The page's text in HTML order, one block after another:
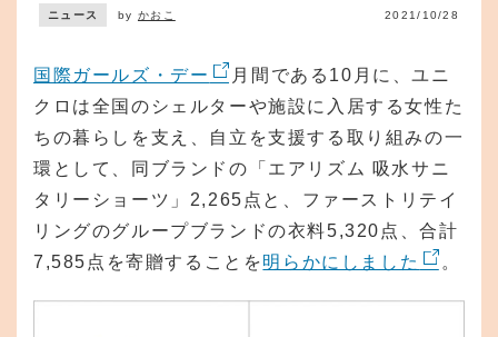
ニュース by かおこ 2021/10/28
国際ガールズ・デー
月間である10月に、ユニ
クロは全国のシェルターや施設に入居する女性た
ちの暮らしを支え、自立を支援する取り組みの一
環として、同ブランドの「エアリズム 吸水サニ
タリーショーツ」2,265点と、ファーストリテイ
リングのグループブランドの衣料5,320点、合計
7,585点を寄贈することを明らかにしました 。